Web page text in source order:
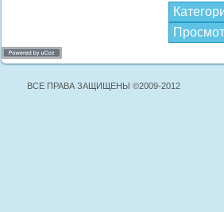
ВСЕ ПРАВА ЗАЩИЩЕНЫ ©2009-2012